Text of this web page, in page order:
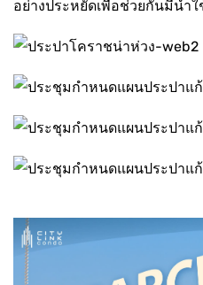
อย่างประหยัดเพื่อช่วยกันมีน้ำ